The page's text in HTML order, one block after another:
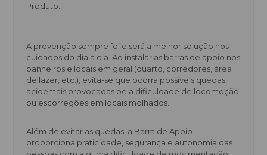
Produto.
A prevenção sempre foi e será a melhor solução nos
cuidados do dia a dia. Ao instalar as barras de apoio nos
banheiros e locais em geral (quarto, corredores, área
de lazer, etc.), evita-se que ocorra possíveis quedas
acidentais provocadas pela dificuldade de locomoção
ou escorregões em locais molhados.
Além de evitar as quedas, a Barra de Apoio
proporciona praticidade, segurança e autonomia das